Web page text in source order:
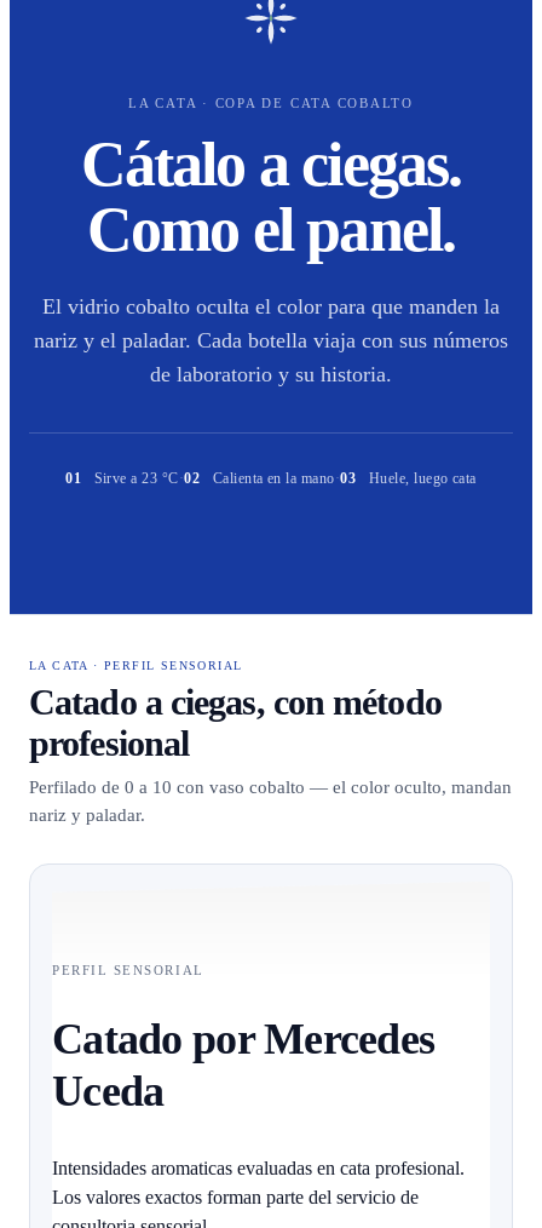
LA CATA · COPA DE CATA COBALTO
Cátalo a ciegas.
Como el panel.
El vidrio cobalto oculta el color para que manden la
nariz y el paladar. Cada botella viaja con sus números
de laboratorio y su historia.
01 Sirve a 23 °C·02 Calienta en la mano·03 Huele, luego cata
LA CATA · PERFIL SENSORIAL
Catado a ciegas, con método
profesional
Perfilado de 0 a 10 con vaso cobalto — el color oculto, mandan
nariz y paladar.
PERFIL SENSORIAL
Catado por Mercedes
Uceda
Intensidades aromaticas evaluadas en cata profesional.
Los valores exactos forman parte del servicio de